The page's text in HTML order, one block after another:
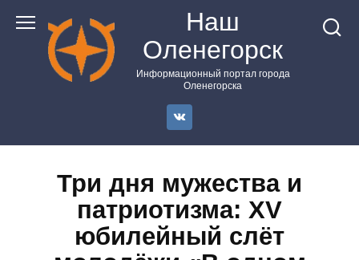
контенту
Наш
Оленегорск
Информационный портал города
Оленегорска
Три дня мужества и
патриотизма: XV
юбилейный слёт